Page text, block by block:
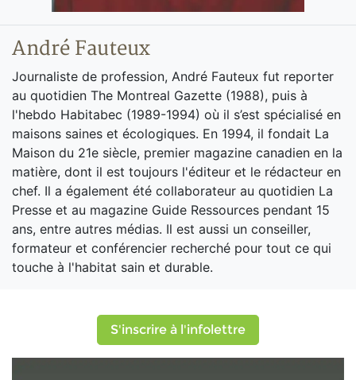
André Fauteux
Journaliste de profession, André Fauteux fut reporter
au quotidien The Montreal Gazette (1988), puis à
l'hebdo Habitabec (1989-1994) où il s’est spécialisé en
maisons saines et écologiques. En 1994, il fondait La
Maison du 21e siècle, premier magazine canadien en la
matière, dont il est toujours l'éditeur et le rédacteur en
chef. Il a également été collaborateur au quotidien La
Presse et au magazine Guide Ressources pendant 15
ans, entre autres médias. Il est aussi un conseiller,
formateur et conférencier recherché pour tout ce qui
touche à l'habitat sain et durable.
S'inscrire à l'infolettre